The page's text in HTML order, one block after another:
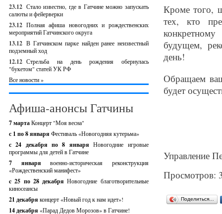
23.12 Стало известно, где в Гатчине можно запускать
салюты и фейерверки
23.12 Полная афиша новогодних и рождественских
мероприятий Гатчинского округа
13.12 В Гатчинском парке найден ранее неизвестный
подземный ход
12.12 Стрельба на день рождения обернулась
"букетом" статей УК РФ
Все новости »
Афиша-анонсы Гатчины
7 мартаКонцерт "Моя весна"
с 1 по 8 января Фестиваль «Новогодняя кутерьма»
с 24 декабря по 8 январяНовогодние игровые
программы для детей в Гатчине
7 январявоенно-историческая реконструкция
«Рождественский манифест»
c 25 по 28 декабряНовогодние благотворительные
киносеансы
21 декабря концерт «Новый год к нам идет»!
14 декабря «Парад Дедов Морозов» в Гатчине!
Кроме того,
тех, кто
будущем,
день!
Обращаем
будет
Управление
Просмотров:
Поделиться…